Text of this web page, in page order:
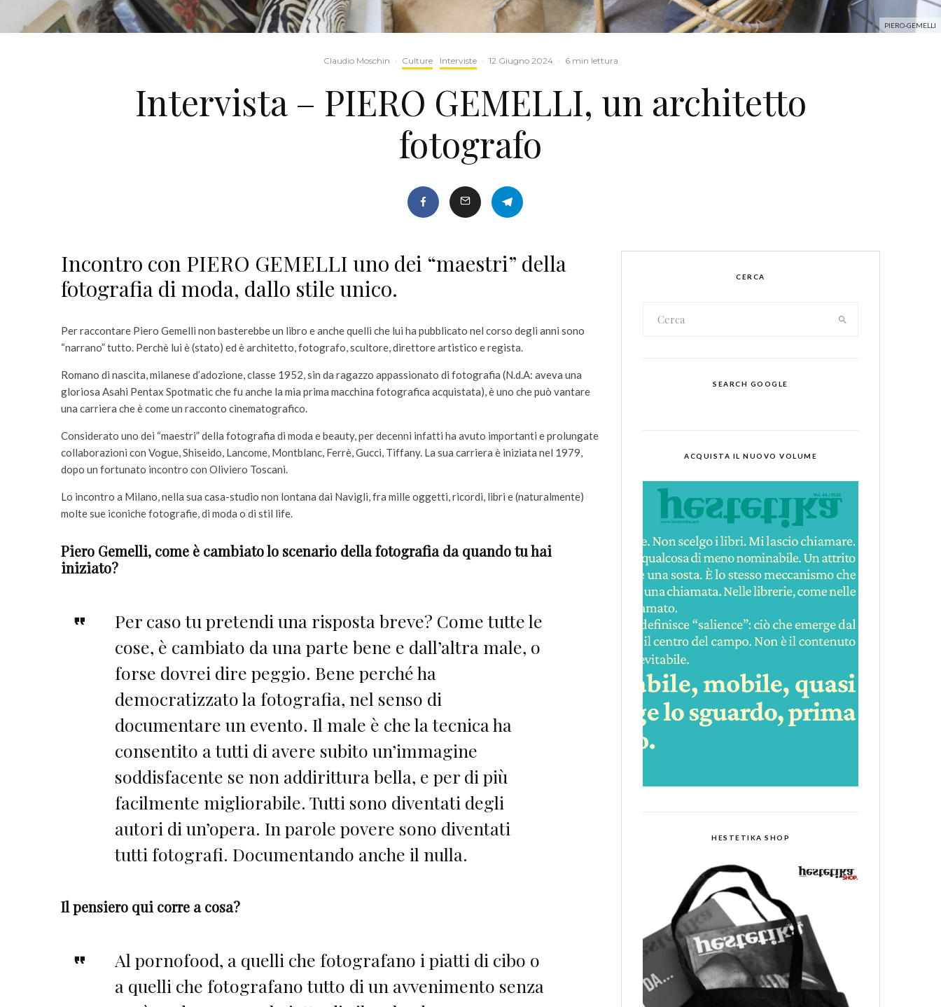
PIERO-GEMELLI
Claudio Moschin · Culture Interviste · 12 Giugno 2024 · 6 min lettura
Intervista – PIERO GEMELLI, un architetto
fotografo
Incontro con PIERO GEMELLI uno dei “maestri” della
fotografia di moda, dallo stile unico.
Per raccontare Piero Gemelli non basterebbe un libro e anche quelli che lui ha pubblicato nel corso degli anni sono
“narrano” tutto. Perchè lui è (stato) ed è architetto, fotografo, scultore, direttore artistico e regista.
Romano di nascita, milanese d’adozione, classe 1952, sin da ragazzo appassionato di fotografia (N.d.A: aveva una
gloriosa Asahi Pentax Spotmatic che fu anche la mia prima macchina fotografica acquistata), è uno che può vantare
una carriera che è come un racconto cinematografico.
Considerato uno dei “maestri” della fotografia di moda e beauty, per decenni infatti ha avuto importanti e prolungate
collaborazioni con Vogue, Shiseido, Lancome, Montblanc, Ferrè, Gucci, Tiffany. La sua carriera è iniziata nel 1979,
dopo un fortunato incontro con Oliviero Toscani.
Lo incontro a Milano, nella sua casa-studio non lontana dai Navigli, fra mille oggetti, ricordi, libri e (naturalmente)
molte sue iconiche fotografie, di moda o di stil life.
Piero Gemelli, come è cambiato lo scenario della fotografia da quando tu hai
iniziato?
Per caso tu pretendi una risposta breve? Come tutte le
cose, è cambiato da una parte bene e dall’altra male, o
forse dovrei dire peggio. Bene perché ha
democratizzato la fotografia, nel senso di
documentare un evento. Il male è che la tecnica ha
consentito a tutti di avere subito un’immagine
soddisfacente se non addirittura bella, e per di più
facilmente migliorabile. Tutti sono diventati degli
autori di un’opera. In parole povere sono diventati
tutti fotografi. Documentando anche il nulla.
Il pensiero qui corre a cosa?
Al pornofood, a quelli che fotografano i piatti di cibo o
a quelli che fotografano tutto di un avvenimento senza
CERCA
SEARCH GOOGLE
ACQUISTA IL NUOVO VOLUME
HESTETIKA SHOP